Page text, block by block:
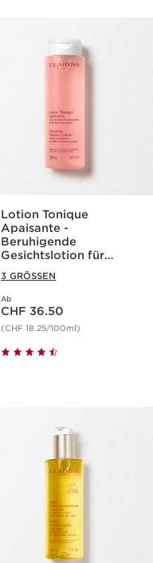
Lotion Tonique
Apaisante -
Beruhigende
Gesichtslotion für
sehr trockene oder
sensible Haut
3 GRÖSSEN
Ab
Aktueller Preis CHF 36.50
CHF 36.50
(CHF 18.25/100ml)